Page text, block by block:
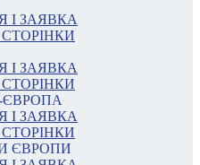
І ЗАЯВКА
І ЗАЯВКА
ЄВРОПА
І ЗАЯВКА
ЄВРОПИ